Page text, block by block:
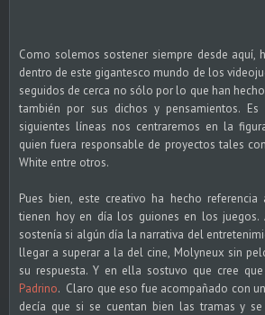
Como solemos sostener siempre desde aquí,
dentro de este gigantesco mundo de los
seguidos de cerca no sólo por lo que han
también por sus dichos y pensamientos.
siguientes líneas nos centraremos en la
quien fuera responsable de proyectos tales
White entre otros.
Pues bien, este creativo ha hecho
tienen hoy en día los guiones en los juegos.
sostenía si algún día la narrativa del
llegar a superar a la del cine, Molyneux sin
su respuesta. Y en ella sostuvo que cree
Padrino. Claro que eso fue acompañado con
decía que si se cuentan bien las tramas y